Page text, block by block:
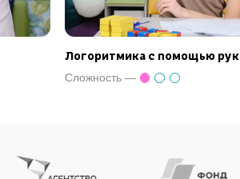
Логоритмика с помощью рук
Сложность —